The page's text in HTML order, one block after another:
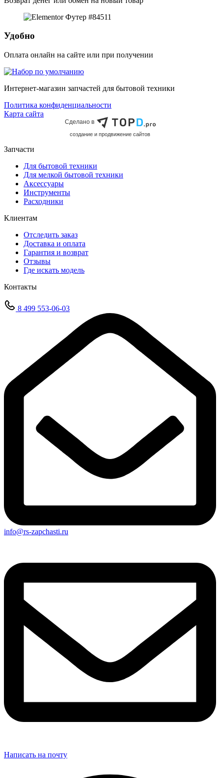
Удобно
Оплата онлайн на сайте или при получении
Интернет-магазин запчастей для бытовой техники
Политика конфиденциальности
Карта сайта
Сделано в
cоздание и продвижение сайтов
Запчасти
Для бытовой техники
Для мелкой бытовой техники
Аксессуары
Инструменты
Расходники
Клиентам
Отследить заказ
Доставка и оплата
Гарантия и возврат
Отзывы
Где искать модель
Контакты
8 499 553-06-03
info@rs-zapchasti.ru
Написать на почту